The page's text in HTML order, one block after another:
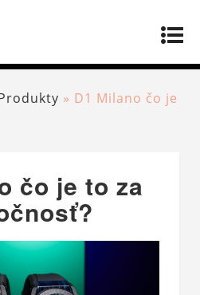
» D1 Milano čo je
čo je to za